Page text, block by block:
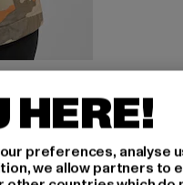
79,99 EUR
HERE!
preferences, analyse
we allow partners to